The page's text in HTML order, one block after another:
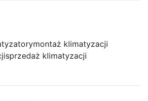
montaż klimatyzacji
sprzedaż klimatyzacji